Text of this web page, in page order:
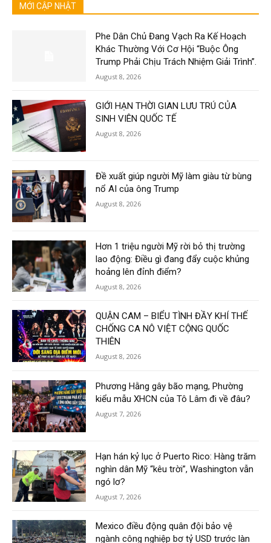
MỚI CẬP NHẬT
Phe Dân Chủ Đang Vạch Ra Kế Hoạch
Khác Thường Với Cơ Hội “Buộc Ông
Trump Phải Chịu Trách Nhiệm Giải Trình”.
August 8, 2026
GIỚI HẠN THỜI GIAN LƯU TRÚ CỦA
SINH VIÊN QUỐC TẾ
August 8, 2026
Đề xuất giúp người Mỹ làm giàu từ bùng
nổ AI của ông Trump
August 8, 2026
Hơn 1 triệu người Mỹ rời bỏ thị trường
lao động: Điều gì đang đẩy cuộc khủng
hoảng lên đỉnh điểm?
August 8, 2026
QUẬN CAM – BIỂU TÌNH ĐẦY KHÍ THẾ
CHỐNG CA NÔ VIỆT CỘNG QUỐC
THIÊN
August 8, 2026
Phương Hằng gây bão mạng, Phường
kiểu mẫu XHCN của Tô Lâm đi về đâu?
August 7, 2026
Hạn hán kỷ lục ở Puerto Rico: Hàng trăm
nghìn dân Mỹ “kêu trời”, Washington vẫn
ngó lơ?
August 7, 2026
Mexico điều động quân đội bảo vệ
ngành công nghiệp bơ tỷ USD trước làn